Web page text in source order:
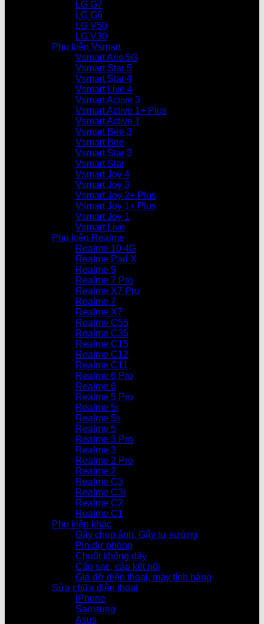
LG G7
LG G6
LG V50
LG V30
Phụ kiện Vsmart
Vsmart Aris 5G
Vsmart Star 5
Vsmart Star 4
Vsmart Live 4
Vsmart Active 3
Vsmart Active 1+ Plus
Vsmart Active 1
Vsmart Bee 3
Vsmart Bee
Vsmart Star 3
Vsmart Star
Vsmart Joy 4
Vsmart Joy 3
Vsmart Joy 2+ Plus
Vsmart Joy 1+ Plus
Vsmart Joy 1
Vsmart Live
Phụ kiện Realme
Realme 10 4G
Realme Pad X
Realme 9
Realme 7 Pro
Realme X7 Pro
Realme 7
Realme X7
Realme C55
Realme C35
Realme C15
Realme C12
Realme C11
Realme 6 Pro
Realme 6
Realme 5 Pro
Realme 5i
Realme 5s
Realme 5
Realme 3 Pro
Realme 3
Realme 2 Pro
Realme 2
Realme C3
Realme C3i
Realme C2
Realme C1
Phụ kiện khác
Gậy chụp ảnh, Gậy tự sướng
Pin dự phòng
Chuột không dây
Cáp sạc, cáp kết nối
Giá đỡ điện thoại, máy tính bảng
Sửa chữa điện thoại
iPhone
Samsung
Asus